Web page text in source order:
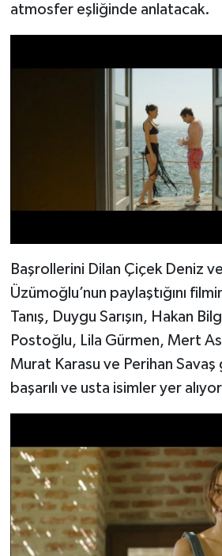
atmosfer eşliğinde anlatacak.
Başrollerini Dilan Çiçek Deniz
Üzümoğlu’nun paylaştığını
Tanış, Duygu Sarışın, Hakan
Postoğlu, Lila Gürmen, Mert
Murat Karasu ve Perihan
başarılı ve usta isimler yer